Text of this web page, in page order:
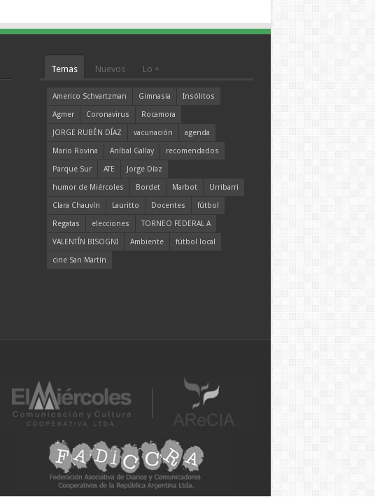
Temas Nuevos Lo +
Americo Schvartzman Gimnasia
Insólitos
Agmer
Coronavirus
Rocamora
JORGE RUBÉN DÍAZ
vacunación
agenda
Mario Rovina
Aníbal Gallay
recomendados
Parque Sur
ATE
Jorge Díaz
humor de Miércoles
Bordet Marbot
Urribarri
Clara Chauvín
Lauritto Docentes
fútbol
Regatas
elecciones
TORNEO FEDERAL A
VALENTÍN BISOGNI
Ambiente
fútbol local
cine San Martín